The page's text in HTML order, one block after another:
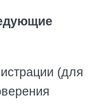
И
ПРАКТИК,
(для